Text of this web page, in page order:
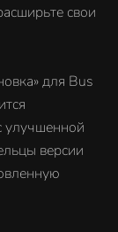
свои
для Bus
улучшенной
версии